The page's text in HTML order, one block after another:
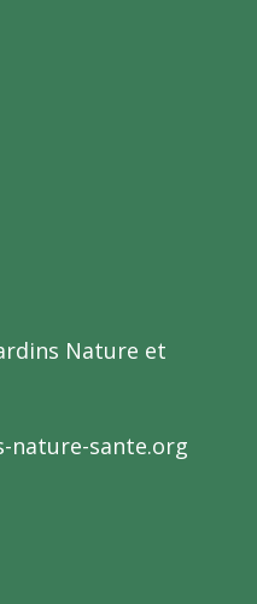
Nature et
nature-sante.org